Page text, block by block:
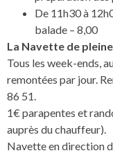
De 11h30 à
balade – 8,00
La Navette de
Tous les week-ends,
remontées par jour.
86 51.
1€ parapentes et
auprès du chauffeur).
Navette en direction